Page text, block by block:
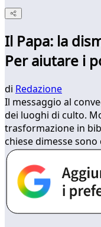
Il Papa: la
Per aiutare i
di Redazione
Il messaggio al
dei luoghi di culto.
trasformazione in
chiese dimesse sono